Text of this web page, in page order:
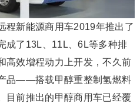
程新能源商用车2019年推出了
成了13L、11L、6L等多种排
高效增程动力上开发，不久前
品——搭载甲醇重整制氢燃料
目前推出的甲醇商用车已经覆